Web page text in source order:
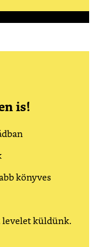
is!
könyves
levelet küldünk.